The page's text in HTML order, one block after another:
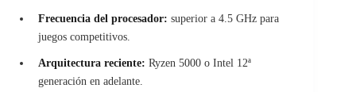
Frecuencia del procesador: superior a 4.5 GHz para
juegos competitivos.
Arquitectura reciente: Ryzen 5000 o Intel 12ª
generación en adelante.